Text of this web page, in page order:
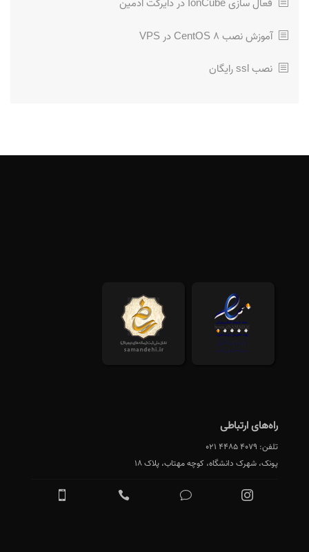
فعال سازی IonCube در دایرکت ادمین
آموزش نصب CentOS 8 در VPS
نصب ssl رایگان
راه‌های ارتباطی
تلفن: 021 4485 4079
پونک، شهرک دانشگاه، کوچه مهتاب، پلاک 18